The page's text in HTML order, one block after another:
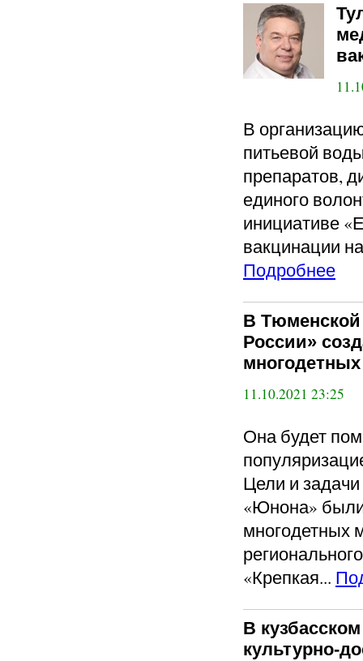
В
питьевой
препаратов,
единого
инициативе
вакцинации
Подробнее
В Тюменской
России»
11.10.2021 23:25
Она будет
Цели и
«Юнона»
многодетных
«Крепкая...
В
культурно-